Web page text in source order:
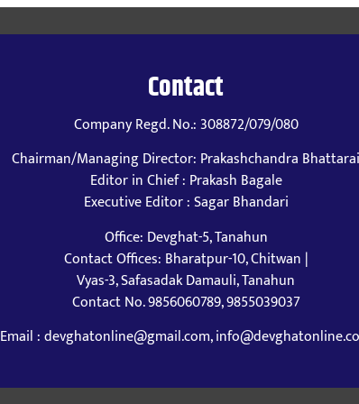
Contact
Company Regd. No.: 308872/079/080
Chairman/Managing Director: Prakashchandra
Editor in Chief : Prakash Bagale
Executive Editor : Sagar Bhandari
Office: Devghat-5, Tanahun
Contact Offices: Bharatpur-10, Chitwan |
Vyas-3, Safasadak Damauli, Tanahun
Contact No. 9856060789, 9855039037
Email : devghatonline@gmail.com,